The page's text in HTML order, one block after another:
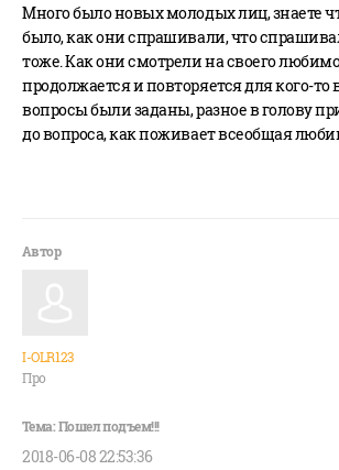
Много было новых молодых лиц, знаете
было, как они спрашивали, что
тоже. Как они смотрели на своего
продолжается и повторяется для кого-то
вопросы были заданы, разное в голову
до вопроса, как поживает всеобщая
I-OLR123
Про
2018-06-08 22:53:36